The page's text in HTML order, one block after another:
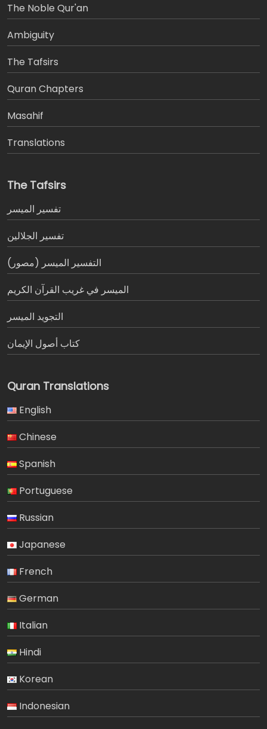
The Noble Qur'an
Ambiguity
The Tafsirs
َQuran Chapters
Masahif
Translations
The Tafsirs
تفسير المیسر
تفسير الجلالين
التفسير الميسر (مصور)
الميسر في غريب القرآن الكريم
التجويد الميسر
كتاب أصول الإيمان
Quran Translations
English
Chinese
Spanish
Portuguese
Russian
Japanese
French
German
Italian
Hindi
Korean
Indonesian